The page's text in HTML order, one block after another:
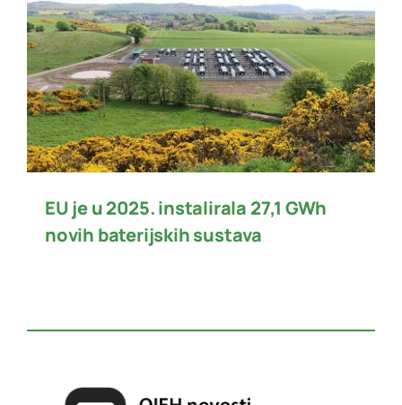
EU je u 2025. instalirala 27,1 GWh
novih baterijskih sustava